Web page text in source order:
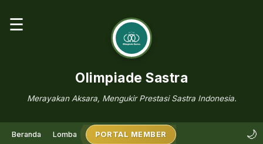
☰
Olimpiade Sastra
Merayakan Aksara, Mengukir Prestasi Sastra Indonesia.
Beranda Lomba PORTAL MEMBER 🌙